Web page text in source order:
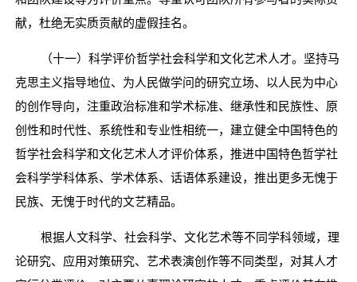
献，杜绝无实质贡献的虚假挂名。
（十一）科学评价哲学社会科学和文化艺术人才。坚持马
克思主义指导地位、为人民做学问的研究立场、以人民为中心
的创作导向，注重政治标准和学术标准、继承性和民族性、原
创性和时代性、系统性和专业性相统一，建立健全中国特色的
哲学社会科学和文化艺术人才评价体系，推进中国特色哲学社
会科学学科体系、学术体系、话语体系建设，推出更多无愧于
民族、无愧于时代的文艺精品。
根据人文科学、社会科学、文化艺术等不同学科领域，理
论研究、应用对策研究、艺术表演创作等不同类型，对其人才